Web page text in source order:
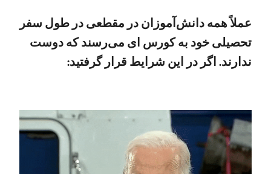
عملاً همه دانش‌آموزان در مقطعی در طول سفر
تحصیلی خود به کورس ای می‌رسند که دوست
ندارند. اگر در این شرایط قرار گرفتید: